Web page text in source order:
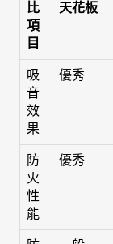
比
項
目
天花板
吸
音
效
果
優秀
防
火
性
能
優秀